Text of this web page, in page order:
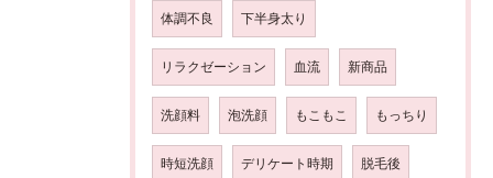
体調不良 下半身太り
リラクゼーション 血流 新商品
洗顔料 泡洗顔 もこもこ もっちり
時短洗顔 デリケート時期 脱毛後